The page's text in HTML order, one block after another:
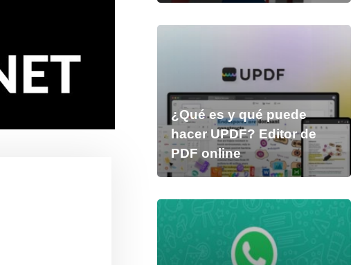
¿Qué es y qué puede
hacer UPDF? Editor de
PDF online